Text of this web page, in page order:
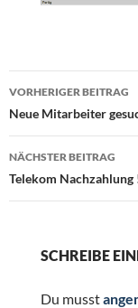
VORHERIGER BEITRAG
Neue Mitarbeiter
NÄCHSTER BEITRAG
Telekom Nachzahlung
SCHREIBE
Du musst